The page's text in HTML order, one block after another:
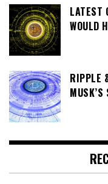
LATEST
WOULD
RIPPLE
MUSK’S